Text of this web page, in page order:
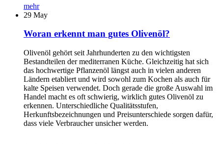
mehr
29 May
Woran erkennt man gutes Olivenöl?
Olivenöl gehört seit Jahrhunderten zu den wichtigsten
Bestandteilen der mediterranen Küche. Gleichzeitig hat sich
das hochwertige Pflanzenöl längst auch in vielen anderen
Ländern etabliert und wird sowohl zum Kochen als auch für
kalte Speisen verwendet. Doch gerade die große Auswahl im
Handel macht es oft schwierig, wirklich gutes Olivenöl zu
erkennen. Unterschiedliche Qualitätsstufen,
Herkunftsbezeichnungen und Preisunterschiede sorgen dafür,
dass viele Verbraucher unsicher werden.